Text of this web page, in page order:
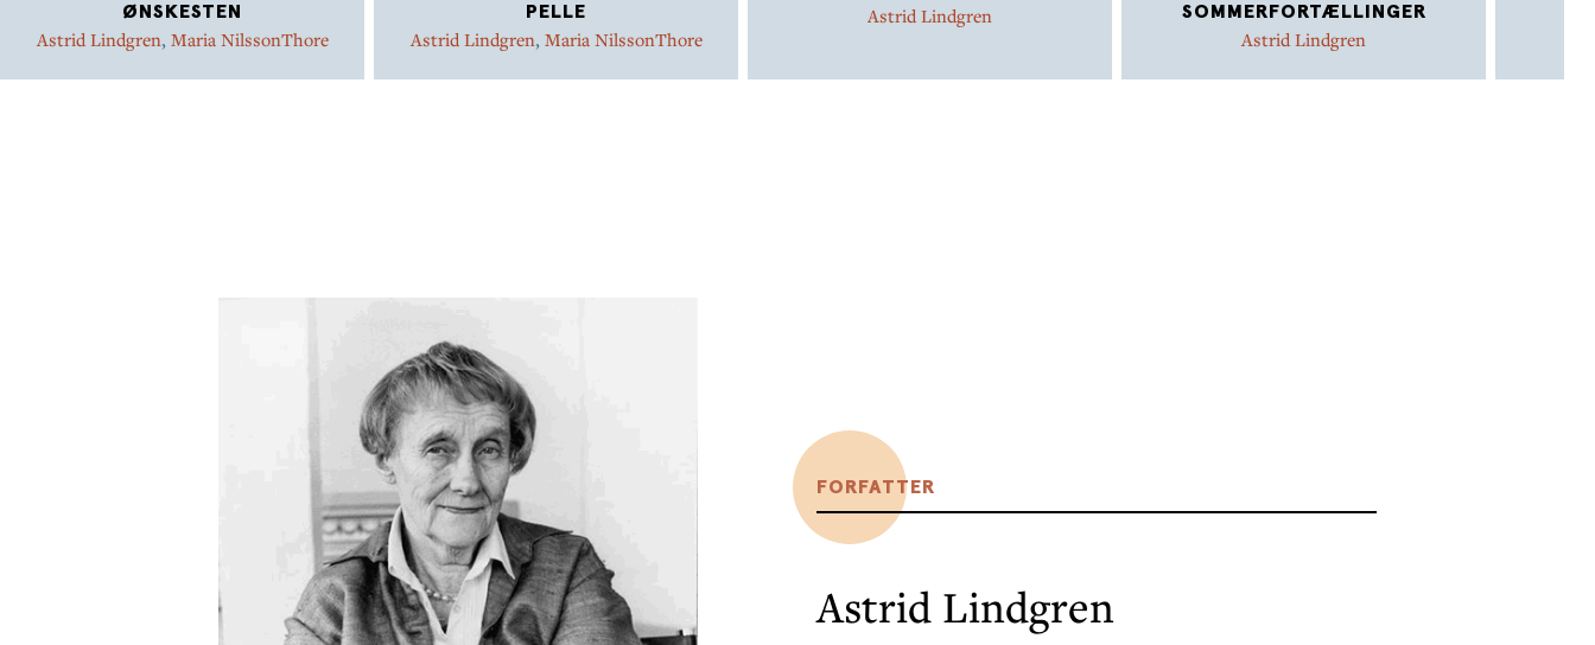
ØNSKESTEN
Astrid Lindgren, Maria NilssonThore
PELLE
Astrid Lindgren, Maria NilssonThore
Astrid Lindgren
SOMMERFORTÆLLINGER
Astrid Lindgren
FORFATTER
Astrid Lindgren